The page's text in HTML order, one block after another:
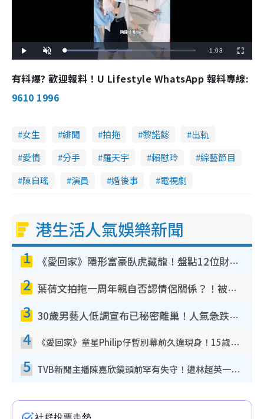
l
n
t
e
L
o
e
d
R
n
i
m
e
-1:03
u
s
c
有料爆? 歡迎報料！U Lifestyle WhatsApp 報料專線:
9610 1996
女生 緋聞 拍拖 黎諾懿
出軌
愛情
分手 羅天宇 賴慰玲
綜藝節目
陳自瑤
演員 婚後事 電視劇
港生活人氣娛樂新聞
1 《愛回家》隱形富豪臥虎藏龍！盤點12位財氣逼人的有錢藝人：呢位靚女3億身家唔憂做
2 葉蒨文拍拖一周年親自否認情侶關係？！被質疑感情造假竟稱GM「普通同事」
3 30歲男藝人低調宣布已秘密離巢！人氣急跌變失蹤人口︰「這幾年過得並不容易」
4 《愛回家》童星Philip仔暫別幕前久違現身！15歲近況暴風長高蛻變帥氣少男
5 TVB新聞主播陳嘉欣鏡頭前罕有失守！遭林超英一句說話突襲嚇親當場大笑